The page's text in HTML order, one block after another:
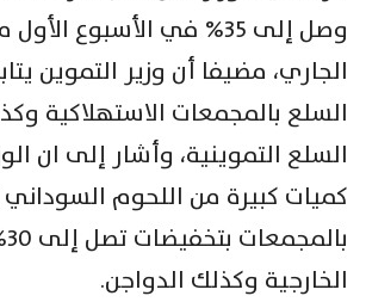
وصل إلى 35% في الأسبوع
الجاري، مضيفا أن وزير التموين
السلع بالمجمعات الاستهلاكية
السلع التموينية، وأشار إلى ان
كميات ‏كبيرة من اللحوم السوداني
الخارجية وكذلك الدواجن.